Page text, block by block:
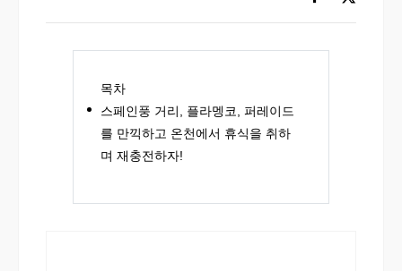
목차
스페인풍 거리, 플라멩코, 퍼레이드
를 만끽하고 온천에서 휴식을 취하
며 재충전하자!